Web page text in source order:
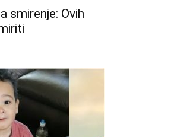
smirenje: Ovih